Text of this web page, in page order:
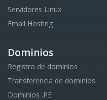
Servidores Linux
Email Hosting
Dominios
Registro de dominios
Transferencia de dominios
Dominios .PE